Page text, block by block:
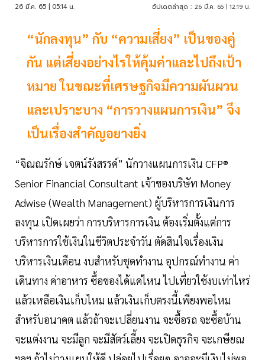
26 มี.ค. 65 | 05:14 น. อัปเดตล่าสุด : 26 มี.ค. 65 | 12:19 น.
“นักลงทุน” กับ “ความเสี่ยง” เป็นของคู่
กัน แต่เสี่ยงอย่างไรให้คุ้มค่าและไปถึงเป้า
หมาย ในขณะที่เศรษฐกิจมีความผันผวน
และเปราะบาง “การวางแผนการเงิน” จึง
เป็นเรื่องสำคัญอยางยิ่ง
“จิณณรักษ์ เจตน์รังสรรค์” นักวางแผนการเงิน CFP®
Senior Financial Consultant เจ้าของบริษัท Money
Adwise (Wealth Management) ผู้บริหารการเงินการ
ลงทุน เปิดเผยว่า การบริหารการเงิน ต้องเริ่มตั้งแต่การ
บริหารการใช้เงินในชีวิตประจำวัน ตัดสินใจเรื่องเงิน
บริหารเงินเดือน งบสำหรับชุดทำงาน อุปกรณ์ทำงาน ค่า
เดินทาง ค่าอาหาร ซื้อของได้แค่ไหน ไปเที่ยวใช้งบเท่าไหร่
แล้วเหลือเงินเก็บไหม แล้วเงินเก็บตรงนี้เพียงพอไหม
สำหรับอนาคต แล้วถ้าจะเปลี่ยนงาน จะซื้อรถ จะซื้อบ้าน
จะแต่งงาน จะมีลูก จะมีสัตว์เลี้ยง จะเปิดธุรกิจ จะเกษียณ